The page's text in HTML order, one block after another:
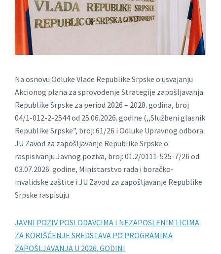
Na osnovu Odluke Vlade Republike Srpske o usvajanju
Akcionog plana za sprovođenje Strategije zapošljavanja
Republike Srpske za period 2026 – 2028. godina, broj
04/1-012-2-2544 od 25.06.2026. godine (,,Službeni glasnik
Republike Srpske”, broj: 61/26 i Odluke Upravnog odbora
JU Zavod za zapošljavanje Republike Srpske o
raspisivanju Javnog poziva, broj: 01.2/0111-525-7/26 od
03.07.2026. godine, Ministarstvo rada i boračko-
invalidske zaštite i JU Zavod za zapošljavanje Republike
Srpske raspisuju
JAVNI POZIV POSLODAVCIMA I NEZAPOSLENIM LICIMA
ZA KORIŠĆENЈE SREDSTAVA PO PROGRAMIMA
ZAPOŠLЈAVANЈA U 2026. GODINI